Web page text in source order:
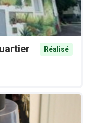
Réalisé